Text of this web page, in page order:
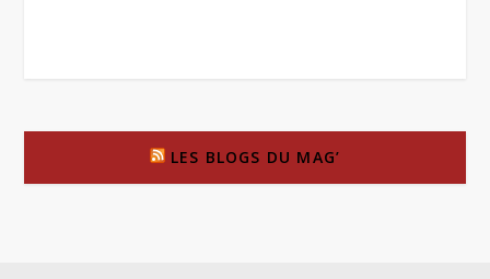
LES BLOGS DU MAG’